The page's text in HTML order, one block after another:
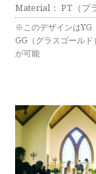
プロフェッシ
メモリアルア
セミ・フルオ
リングコラム
Material： PT（プ
※このデザインはYG
GG（グラスゴール
が可能